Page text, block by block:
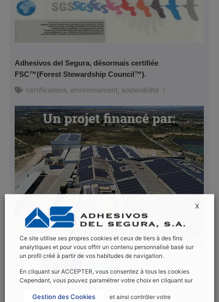
Adhesivos del Segura, désormais certifiée
FSC™(Forest Stewardship Council™).
certifications, environnement, sostenibilite /
X
Ce site utilise ses propres cookies et ceux de tiers à des fins
analytiques et pour vous offrir un contenu personnalisé basé sur
un profil créé à partir de vos habitudes de navigation.
En cliquant sur ACCEPTER, vous consentez à tous les cookies
Cependant, vous pouvez paramétrer votre choix en cliquant sur
Gestion des Cookies et ainsi contrôler votre